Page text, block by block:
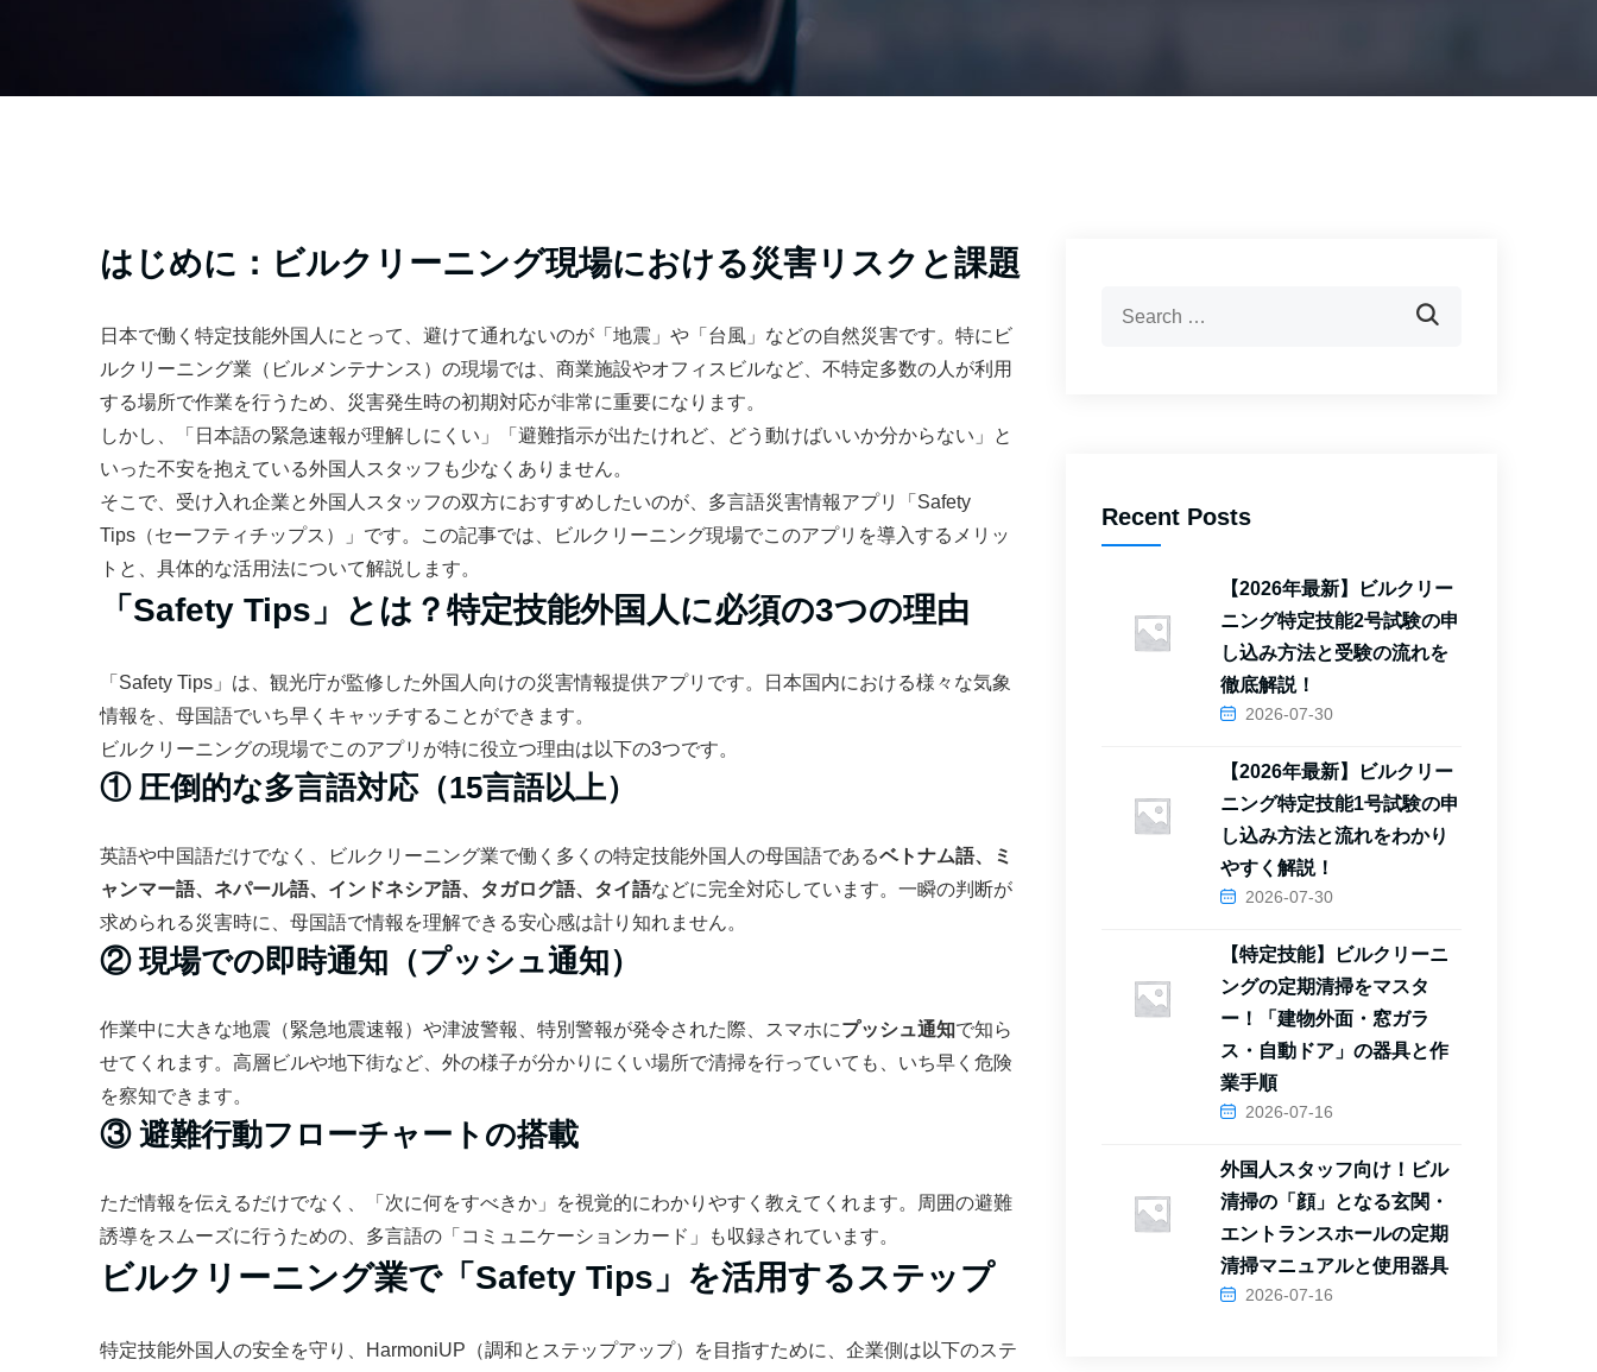
はじめに：ビルクリーニング現場における災害リスクと課題
日本で働く特定技能外国人にとって、避けて通れないのが「地震」や「台風」などの自然災害です。特にビ
ルクリーニング業（ビルメンテナンス）の現場では、商業施設やオフィスビルなど、不特定多数の人が利用
する場所で作業を行うため、災害発生時の初期対応が非常に重要になります。
しかし、「日本語の緊急速報が理解しにくい」「避難指示が出たけれど、どう動けばいいか分からない」と
いった不安を抱えている外国人スタッフも少なくありません。
そこで、受け入れ企業と外国人スタッフの双方におすすめしたいのが、多言語災害情報アプリ「Safety
Tips（セーフティチップス）」です。この記事では、ビルクリーニング現場でこのアプリを導入するメリッ
トと、具体的な活用法について解説します。
「Safety Tips」とは？特定技能外国人に必須の3つの理由
「Safety Tips」は、観光庁が監修した外国人向けの災害情報提供アプリです。日本国内における様々な気象
情報を、母国語でいち早くキャッチすることができます。
ビルクリーニングの現場でこのアプリが特に役立つ理由は以下の3つです。
① 圧倒的な多言語対応（15言語以上）
英語や中国語だけでなく、ビルクリーニング業で働く多くの特定技能外国人の母国語であるベトナム語、ミ
ャンマー語、ネパール語、インドネシア語、タガログ語、タイ語などに完全対応しています。一瞬の判断が
求められる災害時に、母国語で情報を理解できる安心感は計り知れません。
② 現場での即時通知（プッシュ通知）
作業中に大きな地震（緊急地震速報）や津波警報、特別警報が発令された際、スマホにプッシュ通知で知ら
せてくれます。高層ビルや地下街など、外の様子が分かりにくい場所で清掃を行っていても、いち早く危険
を察知できます。
③ 避難行動フローチャートの搭載
ただ情報を伝えるだけでなく、「次に何をすべきか」を視覚的にわかりやすく教えてくれます。周囲の避難
誘導をスムーズに行うための、多言語の「コミュニケーションカード」も収録されています。
ビルクリーニング業で「Safety Tips」を活用するステップ
特定技能外国人の安全を守り、HarmoniUP（調和とステップアップ）を目指すために、企業側は以下のステ
Recent Posts
【2026年最新】ビルクリー
ニング特定技能2号試験の申
し込み方法と受験の流れを
徹底解説！
2026-07-30
【2026年最新】ビルクリー
ニング特定技能1号試験の申
し込み方法と流れをわかり
やすく解説！
2026-07-30
【特定技能】ビルクリーニ
ングの定期清掃をマスタ
ー！「建物外面・窓ガラ
ス・自動ドア」の器具と作
業手順
2026-07-16
外国人スタッフ向け！ビル
清掃の「顔」となる玄関・
エントランスホールの定期
清掃マニュアルと使用器具
2026-07-16